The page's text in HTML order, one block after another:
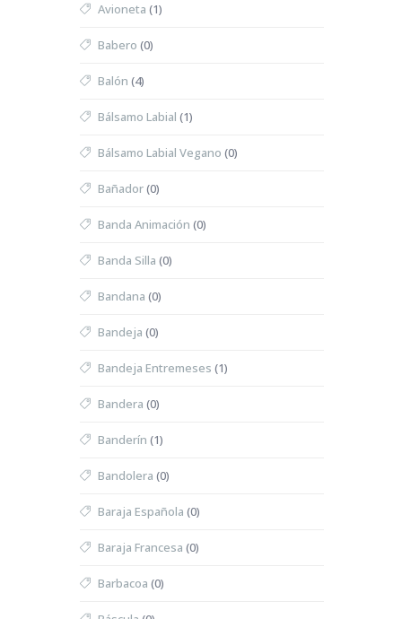
Avioneta (1)
Babero (0)
Balón (4)
Bálsamo Labial (1)
Bálsamo Labial Vegano (0)
Bañador(0)
Banda Animación (0)
Banda Silla (0)
Bandana (0)
Bandeja (0)
Bandeja Entremeses (1)
Bandera (0)
Banderín (1)
Bandolera (0)
Baraja Española (0)
Baraja Francesa (0)
Barbacoa (0)